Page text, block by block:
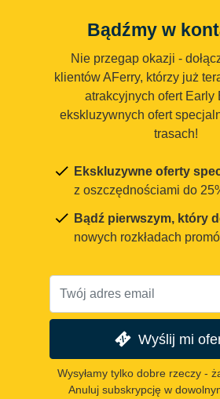
Bądźmy w
Nie przegap okazji -
klientów AFerry, którzy już
atrakcyjnych ofert Early
ekskluzywnych ofert
trasach!
Ekskluzywne oferty
z oszczędnościami do
Bądź pierwszym, który
nowych rozkładach
Wyślij mi
Wysyłamy tylko dobre rzeczy -
Anuluj subskrypcję w